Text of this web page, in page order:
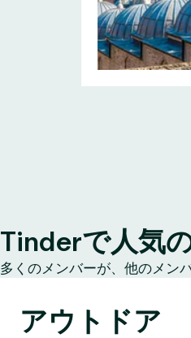
Tinderで人気
多くのメンバーが、他のメン
アウトドア